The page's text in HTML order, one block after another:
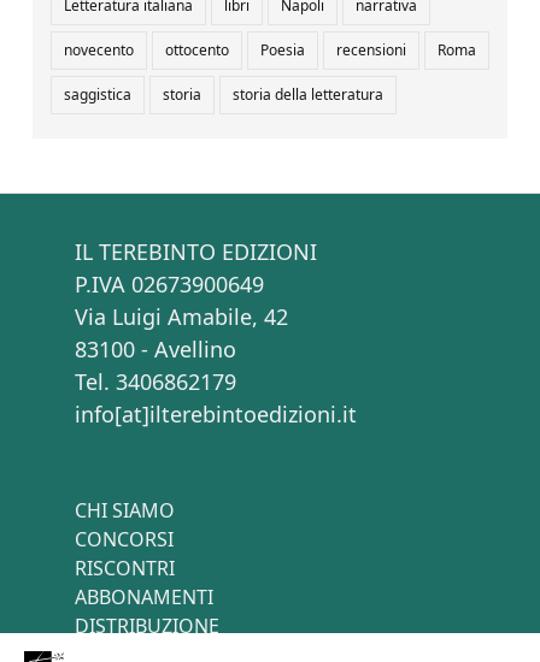
Letteratura italiana libri Napoli narrativa
novecento ottocento Poesia recensioni Roma
saggistica storia storia della letteratura
IL TEREBINTO EDIZIONI
P.IVA 02673900649
Via Luigi Amabile, 42
83100 - Avellino
Tel. 3406862179
info[at]ilterebintoedizioni.it
CHI SIAMO
CONCORSI
RISCONTRI
ABBONAMENTI
DISTRIBUZIONE